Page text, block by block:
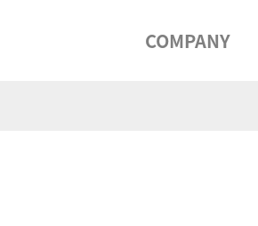
COMPANY